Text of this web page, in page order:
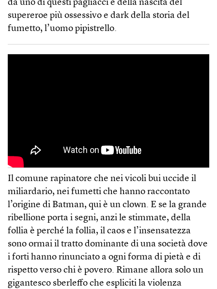
da uno di questi pagliacci e della nascita del
supereroe più ossessivo e dark della storia del
fumetto, l’uomo pipistrello.
Il comune rapinatore che nei vicoli bui uccide il
miliardario, nei fumetti che hanno raccontato
l’origine di Batman, qui è un clown. E se la grande
ribellione porta i segni, anzi le stimmate, della
follia è perché la follia, il caos e l’insensatezza
sono ormai il tratto dominante di una società dove
i forti hanno rinunciato a ogni forma di pietà e di
rispetto verso chi è povero. Rimane allora solo un
gigantesco sberleffo che espliciti la violenza